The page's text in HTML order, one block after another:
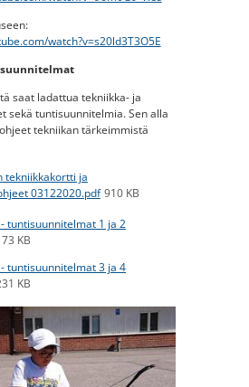
watch?v=s20ld3T3O5E
saat ladattua tekniikka- ja
sekä tuntisuunnitelmia. Sen alla
tekniikan tärkeimmistä
tekniikkakortti ja
03122020.pdf 910 KB
tuntisuunnitelmat 1 ja 2
KB
tuntisuunnitelmat 3 ja 4
KB